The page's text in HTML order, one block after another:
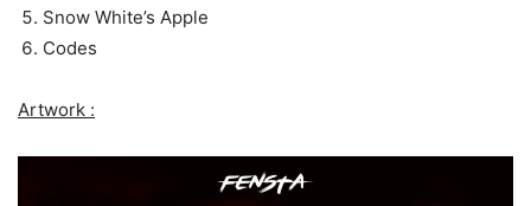
Snow White’s Apple
Codes
Artwork :